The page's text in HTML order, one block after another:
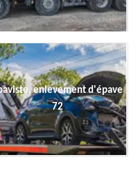
enlevement d'épave
72